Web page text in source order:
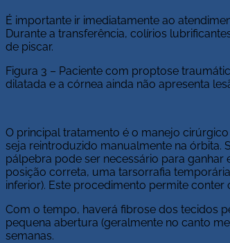
É importante ir imediatamente ao
Durante a transferência, colírios
de piscar.
Figura 3 – Paciente com proptose
dilatada e a córnea ainda não apresenta
O principal tratamento é o manejo
seja reintroduzido manualmente na
pálpebra pode ser necessário para
posição correta, uma tarsorrafia
inferior). Este procedimento permite conter
Com o tempo, haverá fibrose dos tecidos
pequena abertura (geralmente no canto
semanas.